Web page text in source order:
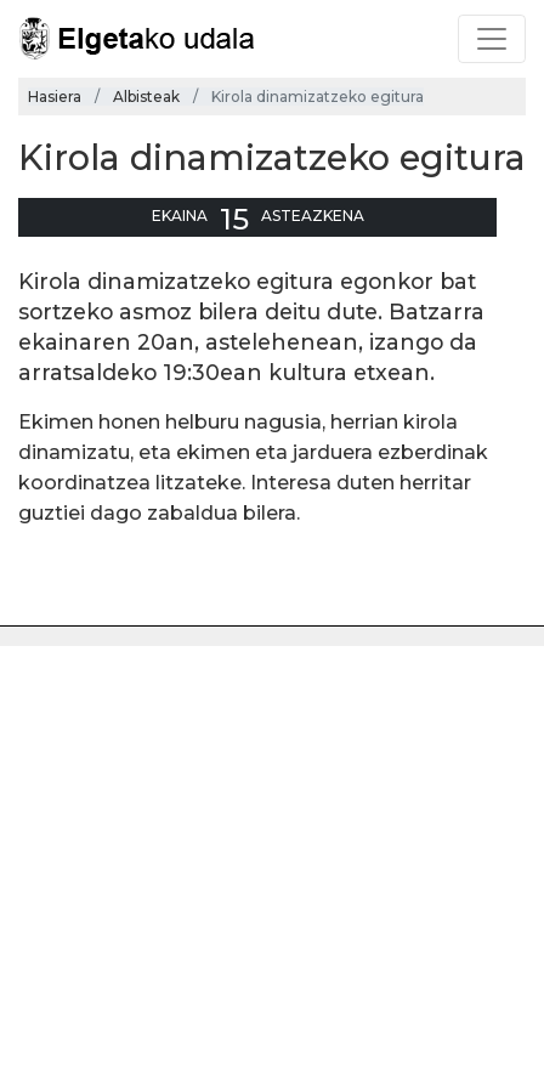
Hasiera Albisteak Kirola dinamizatzeko egitura
Kirola dinamizatzeko egitura
EKAINA 15 ASTEAZKENA
Kirola dinamizatzeko egitura egonkor bat
sortzeko asmoz bilera deitu dute. Batzarra
ekainaren 20an, astelehenean, izango da
arratsaldeko 19:30ean kultura etxean.
Ekimen honen helburu nagusia, herrian kirola
dinamizatu, eta ekimen eta jarduera ezberdinak
koordinatzea litzateke. Interesa duten herritar
guztiei dago zabaldua bilera.